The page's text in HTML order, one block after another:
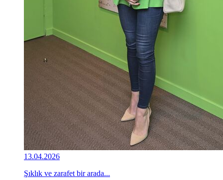
13.04.2026
Şıklık ve zarafet bir arada...